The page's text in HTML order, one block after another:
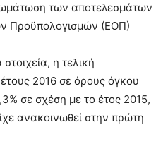
των αποτελεσμάτων
Προϋπολογισμών (ΕΟΠ)
η τελική
2016 σε όρους όγκου
σε σχέση με το έτος 2015,
ανακοινωθεί στην πρώτη